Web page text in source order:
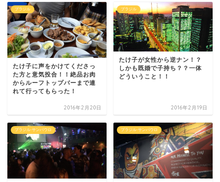
ブラジル
たけ子に声をかけてくださっ
た方と意気投合！！絶品お肉
からルーフトップバーまで連
れて行ってもらった！
2016年2月20日
ブラジル
たけ子が女性から逆ナン！？
しかも既婚で子持ち？？一体
どういうこと！！
2016年2月19日
ブラジル-サンパウロ ブラジル-サンパウロ